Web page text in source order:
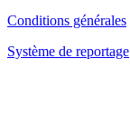
Conditions générales
Système de reportage